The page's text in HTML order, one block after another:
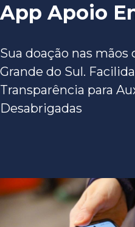
App Apoio
Sua doação nas mãos
Grande do Sul.
Transparência para
Desabrigadas